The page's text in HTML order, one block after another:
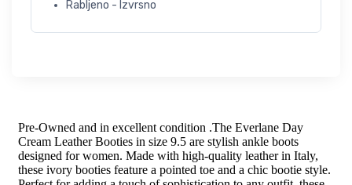
Rabljeno - Izvrsno